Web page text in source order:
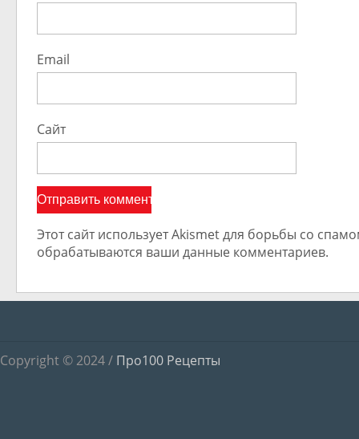
Email
Сайт
Этот сайт использует Akismet для борьбы со
обрабатываются ваши данные комментариев.
Copyright © 2024 / Про100 Рецепты